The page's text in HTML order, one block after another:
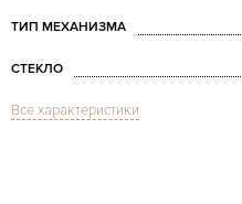
ТИП МЕХАНИЗМА
СТЕКЛО
МОДЕЛЬ
Все характеристики